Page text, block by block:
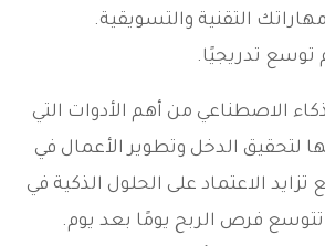
التقنية والتسويقية.
توسع تدريجيًا.
الاصطناعي من أهم الأدوات التي
لتحقيق الدخل وتطوير الأعمال في
الاعتماد على الحلول الذكية في
فرص الربح يومًا بعد يوم.